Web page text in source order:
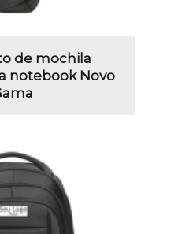
de mochila
notebook Novo